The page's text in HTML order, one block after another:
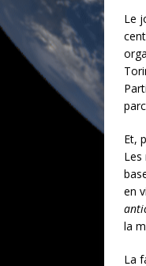
Le
Et,
Les
en
la
La